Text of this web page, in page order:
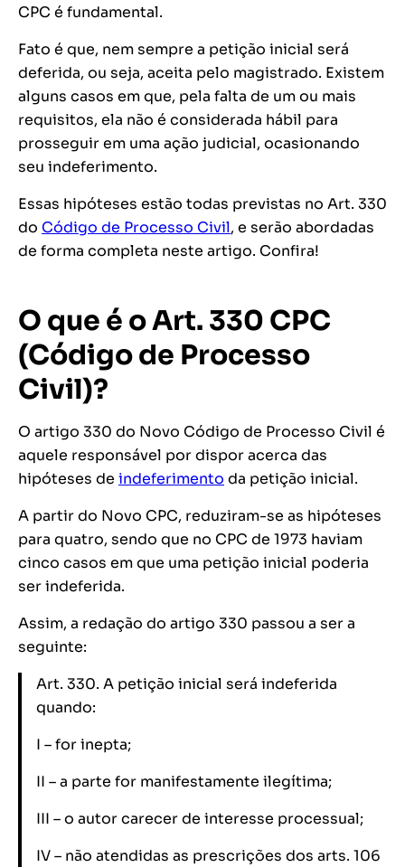
CPC é fundamental.
Fato é que, nem sempre a petição inicial será
deferida, ou seja, aceita pelo magistrado. Existem
alguns casos em que, pela falta de um ou mais
requisitos, ela não é considerada hábil para
prosseguir em uma ação judicial, ocasionando
seu indeferimento.
Essas hipóteses estão todas previstas no Art. 330
do Código de Processo Civil, e serão abordadas
de forma completa neste artigo. Confira!
O que é o Art. 330 CPC
(Código de Processo
Civil)?
O artigo 330 do Novo Código de Processo Civil é
aquele responsável por dispor acerca das
hipóteses de indeferimento da petição inicial.
A partir do Novo CPC, reduziram-se as hipóteses
para quatro, sendo que no CPC de 1973 haviam
cinco casos em que uma petição inicial poderia
ser indeferida.
Assim, a redação do artigo 330 passou a ser a
seguinte:
Art. 330. A petição inicial será indeferida
quando:
I – for inepta;
II – a parte for manifestamente ilegítima;
III – o autor carecer de interesse processual;
IV – não atendidas as prescrições dos arts. 106